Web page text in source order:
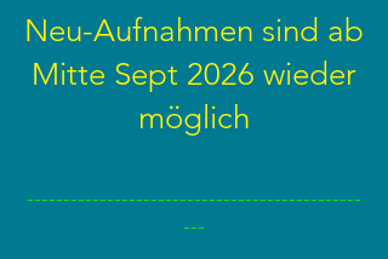
Neu-Aufnahmen sind ab
Mitte Sept 2026 wieder
möglich
----------------------------------------------
---